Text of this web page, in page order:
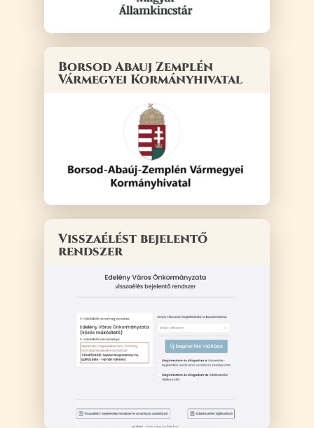
Borsod Abauj Zemplén
Vármegyei Kormányhivatal
Visszaélést bejelentő
rendszer